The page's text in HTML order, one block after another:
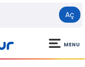
Aç
MENU